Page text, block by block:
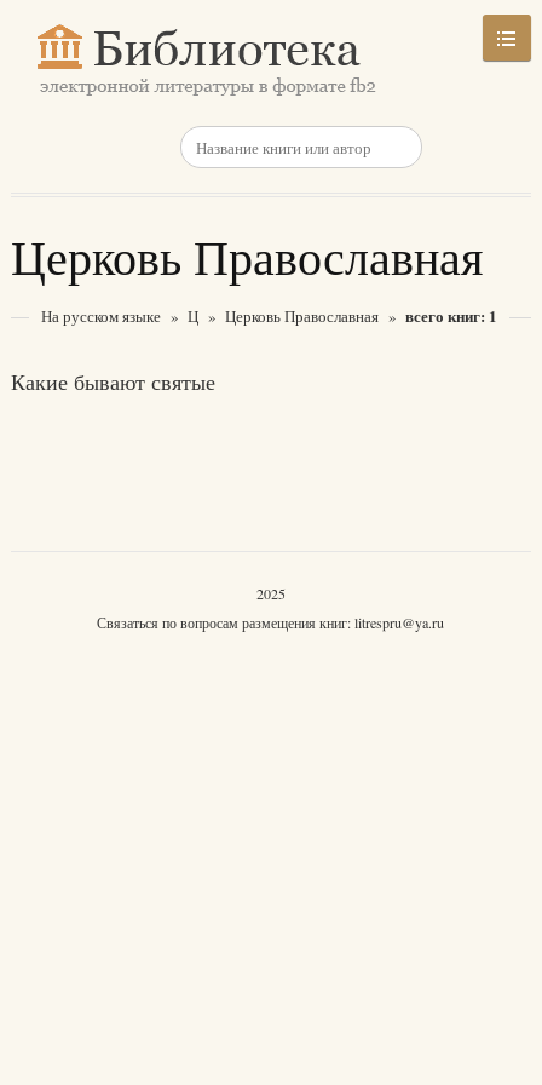
Церковь Православная
На русском языке » Ц » Церковь Православная » всего книг: 1
Какие бывают святые
2025
Связаться по вопросам размещения книг:litrespru@ya.ru